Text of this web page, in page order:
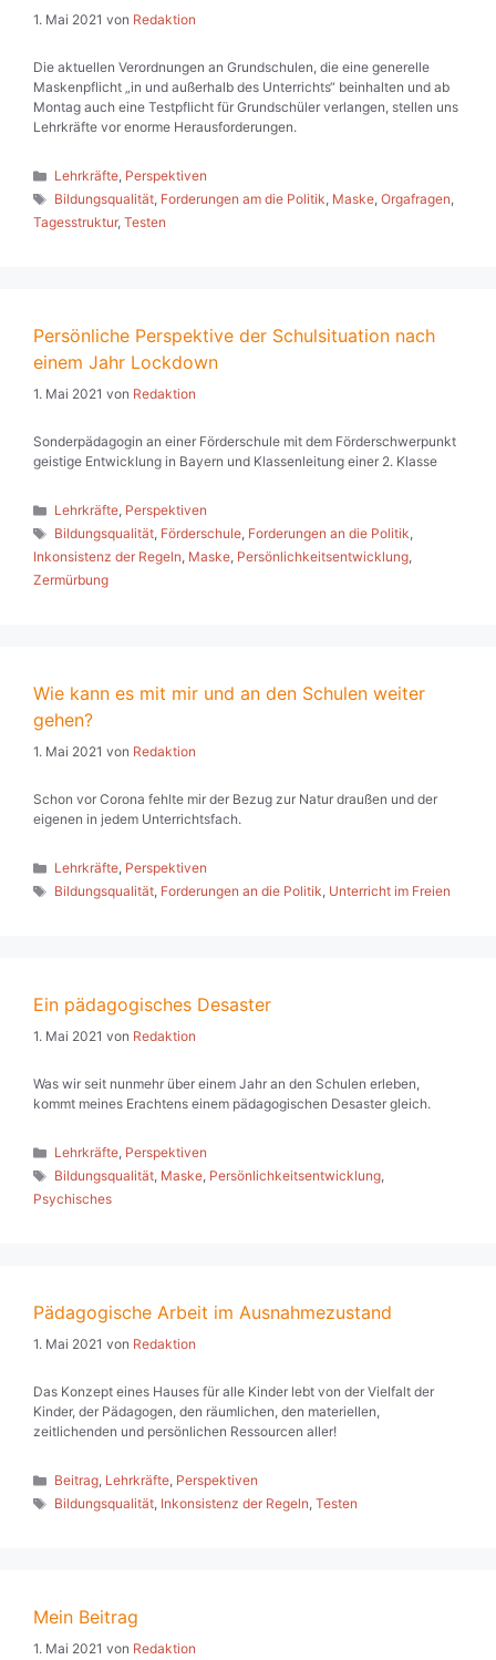
1. Mai 2021 von Redaktion
Die aktuellen Verordnungen an Grundschulen, die eine generelle
Maskenpflicht „in und außerhalb des Unterrichts“ beinhalten und ab
Montag auch eine Testpflicht für Grundschüler verlangen, stellen uns
Lehrkräfte vor enorme Herausforderungen.
Kategorien
Lehrkräfte, Perspektiven
Schlagwörter
Bildungsqualität, Forderungen am die Politik, Maske,Orgafragen,
Tagesstruktur, Testen
Persönliche Perspektive der Schulsituation nach
einem Jahr Lockdown
1. Mai 2021 von Redaktion
Sonderpädagogin an einer Förderschule mit dem Förderschwerpunkt
geistige Entwicklung in Bayern und Klassenleitung einer 2. Klasse
Kategorien
Lehrkräfte, Perspektiven
Schlagwörter
Bildungsqualität, Förderschule, Forderungen an die Politik,
Inkonsistenz der Regeln, Maske, Persönlichkeitsentwicklung,
Zermürbung
Wie kann es mit mir und an den Schulen weiter
gehen?
1. Mai 2021 von Redaktion
Schon vor Corona fehlte mir der Bezug zur Natur draußen und der
eigenen in jedem Unterrichtsfach.
Kategorien
Lehrkräfte, Perspektiven
Schlagwörter
Bildungsqualität, Forderungen an die Politik, Unterricht im Freien
Ein pädagogisches Desaster
1. Mai 2021 von Redaktion
Was wir seit nunmehr über einem Jahr an den Schulen erleben,
kommt meines Erachtens einem pädagogischen Desaster gleich.
Kategorien
Lehrkräfte, Perspektiven
Schlagwörter
Bildungsqualität, Maske, Persönlichkeitsentwicklung,
Psychisches
Pädagogische Arbeit im Ausnahmezustand
1. Mai 2021 von Redaktion
Das Konzept eines Hauses für alle Kinder lebt von der Vielfalt der
Kinder, der Pädagogen, den räumlichen, den materiellen,
zeitlichenden und persönlichen Ressourcen aller!
Kategorien
Beitrag, Lehrkräfte, Perspektiven
Schlagwörter
Bildungsqualität, Inkonsistenz der Regeln,Testen
Mein Beitrag
1. Mai 2021 von Redaktion